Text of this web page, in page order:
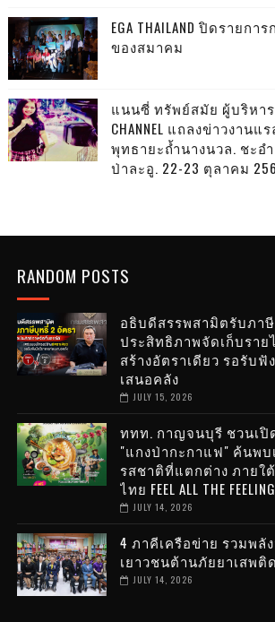
EGA THAILAND ปิดรายก
ของสมาคม
แนนซี่ ทรัพย์สมัย ผู้บริหาร
CHANNEL แถลงข่าวงาน
พุทธายะถ้ำนางนวล. ชะอ
ป่าละอู. 22-23 ตุลาคม
RANDOM POSTS
อธิบดีสรรพสามิตรับภา
ประสิทธิภาพจัดเก็บราย
สร้างอัตราเดียว รอรับ
เสนอคลัง
JULY 15, 2026
ททท. กาญจนบุรี ชวนเ
"แกงป่ากะกาแฟ" ค้นพ
รสชาติที่แตกต่าง ภายใ
ไทย FEEL ALL THE
JULY 14, 2026
4 ภาคีเครือข่าย รวมพลั
เยาวชนต้านภัยยาเสพติด
JULY 14, 2026